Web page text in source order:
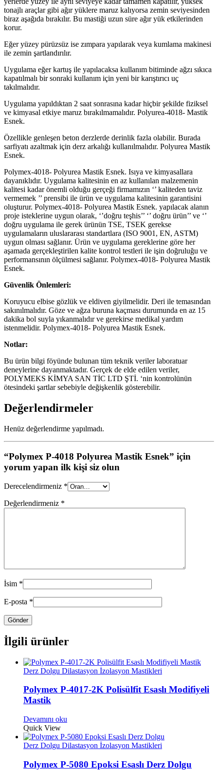
tonajlı araçlar gibi ağır yüklere maruz kalıyorsa zemin seviyesinden
biraz aşağıda bırakılır. Bu mastiği uzun süre ağır yük etkilerinden
korur.
Eğer yüzey pürüzsüz ise zımpara yapılarak veya kumlama makinesi
ile zemin şartlandırılır.
Uygulama eğer kartuş ile yapılacaksa kullanım bitiminde ağzı sıkıca
kapatılmalı bir sonraki kullanım için yeni bir karıştırıcı uç
takılmalıdır.
Uygulama yapıldıktan 2 saat sonrasına kadar hiçbir şekilde fiziksel
ve kimyasal etkiye maruz bırakılmamalıdır. Polyurea-4018- Mastik
Esnek.
Özellikle genleşen beton derzlerde derinlik fazla olabilir. Burada
sarfiyatı azaltmak için derz arkalığı kullanılmalıdır. Polyurea Mastik
Esnek.
Polymex-4018- Polyurea Mastik Esnek. Isıya ve kimyasallara
dayanıklıdır. Uygulama kalitesinin en az kullanılan malzemenin
kalitesi kadar önemli olduğu gerçeği firmamızın ‘’ kaliteden taviz
vermemek ’’ prensibi ile ürün ve uygulama kalitesinin garantisini
oluşturur. Polymex-4018- Polyurea Mastik Esnek. yapılacak alanın
proje isteklerine uygun olarak, ‘’doğru teşhis’’ ‘’ doğru ürün’’ ve ‘’
doğru uygulama ile gerek ürünün TSE, TSEK gerekse
uygulamaların uluslararası standartlara (ISO 9001, EN, ASTM)
uygun olması sağlanır. Ürün ve uygulama gereklerine göre her
aşamada gerçekleştirilen kalite kontrol testleri ile işin doğruluğu ve
performansının ölçülmesi sağlanır. Polymex-4018- Polyurea Mastik
Esnek.
Güvenlik Önlemleri:
Koruyucu elbise gözlük ve eldiven giyilmelidir. Deri ile temasından
sakınılmalıdır. Göze ve ağza buruna kaçması durumunda en az 15
dakika bol suyla yıkanmalıdır ve gerekirse medikal yardım
istenmelidir. Polymex-4018- Polyurea Mastik Esnek.
Notlar:
Bu ürün bilgi föyünde bulunan tüm teknik veriler laboratuar
deneylerine dayanmaktadır. Gerçek de elde edilen veriler,
POLYMEKS KİMYA SAN TİC LTD ŞTİ. ‘nin kontrolünün
ötesindeki şartlar sebebiyle değişkenlik gösterebilir.
Değerlendirmeler
Henüz değerlendirme yapılmadı.
“Polymex P-4018 Polyurea Mastik Esnek” için
yorum yapan ilk kişi siz olun
Derecelendirmeniz *
Değerlendirmeniz *
İsim *
E-posta *
İlgili ürünler
Derz Dolgu Dilastasyon İzolasyon Mastikleri
Polymex P-4017-2K Polisülfit Esaslı Modifiyeli
Mastik
Devamını oku
Quick View
Derz Dolgu Dilastasyon İzolasyon Mastikleri
Polymex P-5080 Epoksi Esaslı Derz Dolgu